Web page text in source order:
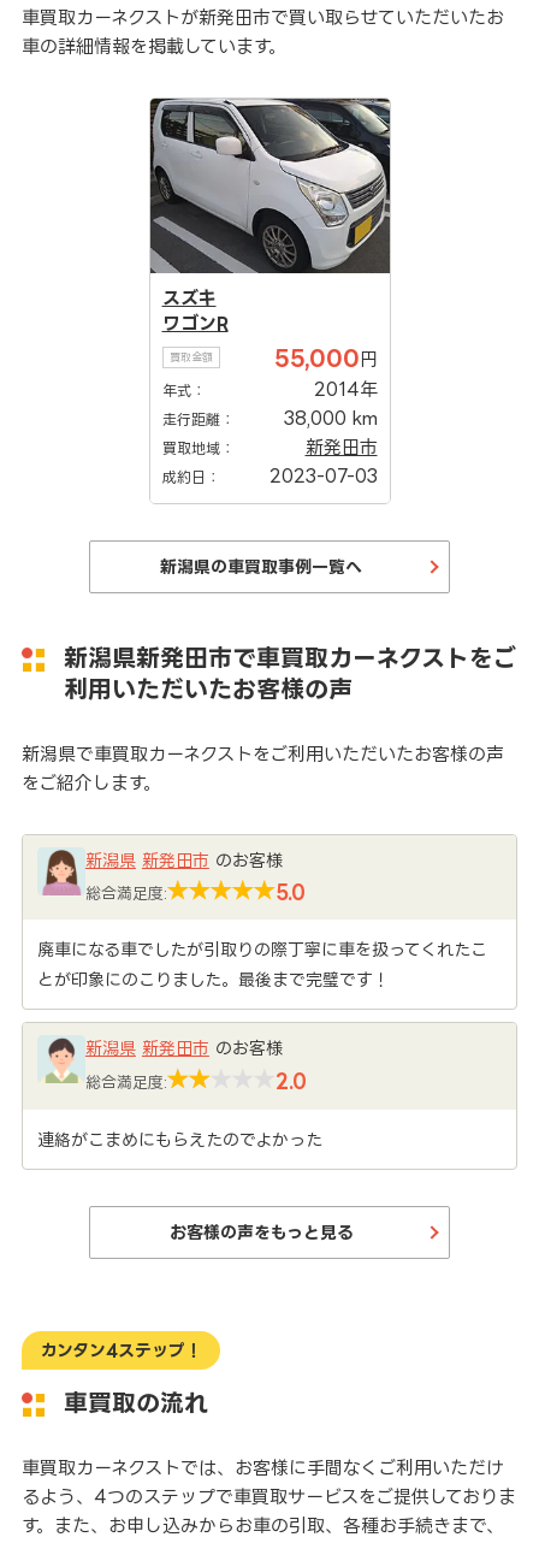
車買取カーネクストが新発田市で買い取らせていただいたお
車の詳細情報を掲載しています。
スズキ
ワゴンR
買取金額 55,000 円
年式： 2014年
走行距離： 38,000 km
買取地域： 新発田市
成約日： 2023-07-03
新潟県の車買取事例一覧へ
新潟県新発田市で車買取カーネクストをご
利用いただいたお客様の声
新潟県で車買取カーネクストをご利用いただいたお客様の声
をご紹介します。
新潟県 新発田市 のお客様
総合満足度: 5.0
廃車になる車でしたが引取りの際丁寧に車を扱ってくれたこ
とが印象にのこりました。最後まで完璧です！
新潟県 新発田市 のお客様
総合満足度: 2.0
連絡がこまめにもらえたのでよかった
お客様の声をもっと見る
カンタン4ステップ！
車買取の流れ
車買取カーネクストでは、お客様に手間なくご利用いただけ
るよう、4つのステップで車買取サービスをご提供しておりま
す。また、お申し込みからお車の引取、各種お手続きまで、